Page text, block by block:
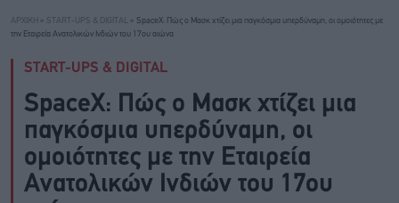
ΑΡΧΙΚΗ » START-UPS & DIGITAL » SpaceX: Πώς ο Μασκ χτίζει μια παγκόσμια υπερδύναμη, οι ομοιότητες με
την Εταιρεία Ανατολικών Ινδιών του 17ου αιώνα
START-UPS & DIGITAL
SpaceX: Πώς ο Μασκ χτίζει μια
παγκόσμια υπερδύναμη, οι
ομοιότητες με την Εταιρεία
Ανατολικών Ινδιών του 17ου